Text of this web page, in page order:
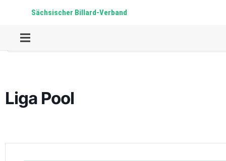
Sächsischer Billard-Verband
Home
Liga Pool